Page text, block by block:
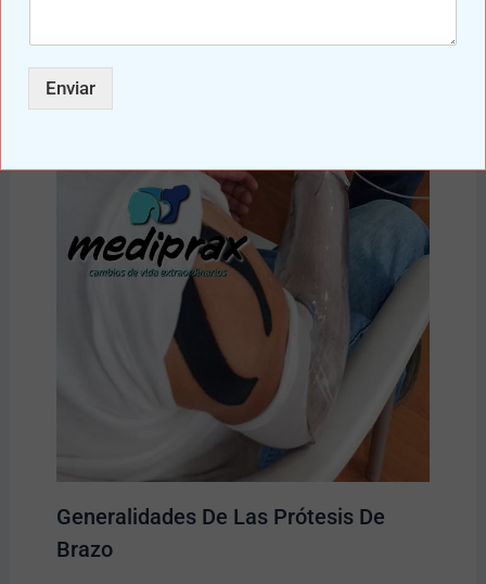
Generalidades De Las Prótesis De
Brazo
Enviar